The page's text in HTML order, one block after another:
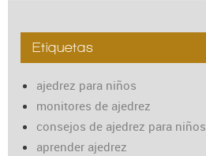
Etiquetas
ajedrez para niños
monitores de ajedrez
consejos de ajedrez para niños
aprender ajedrez